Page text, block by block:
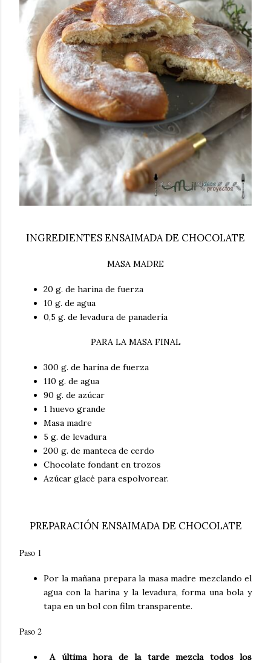
INGREDIENTES ENSAIMADA DE CHOCOLATE
MASA MADRE
20 g. de harina de fuerza
10 g. de agua
0,5 g. de levadura de panadería
PARA LA MASA FINAL
300 g. de harina de fuerza
110 g. de agua
90 g. de azúcar
1 huevo grande
Masa madre
5 g. de levadura
200 g. de manteca de cerdo
Chocolate fondant en trozos
Azúcar glacé para espolvorear.
PREPARACIÓN ENSAIMADA DE CHOCOLATE
Paso 1
Por la mañana prepara la masa madre mezclando el
agua con la harina y la levadura, forma una bola y
tapa en un bol con film transparente.
Paso 2
A última hora de la tarde mezcla todos los